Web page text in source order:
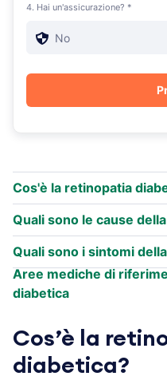
4. Hai un'assicurazione? *
Cos'è la retinopatia
Quali sono le cause
Quali sono i sintomi
Aree mediche di
diabetica
Cos’è la
diabetica?